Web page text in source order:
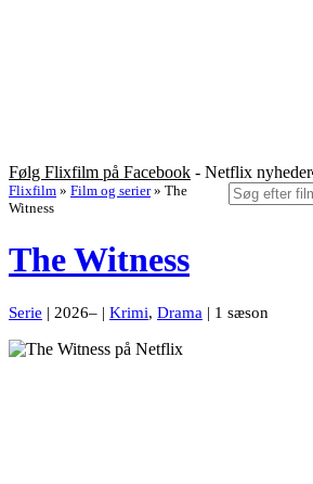
Følg Flixfilm på Facebook - Netflix nyheder
Flixfilm » Film og serier » The
Witness
The Witness
Serie | 2026– | Krimi, Drama | 1 sæson